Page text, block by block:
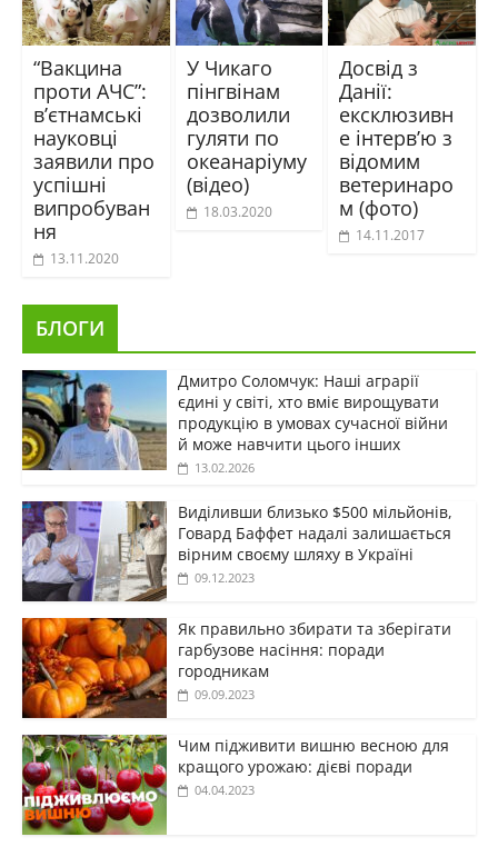
“Вакцина
проти АЧС”:
в’єтнамські
науковці
заявили про
успішні
випробуван
ня
13.11.2020
У Чикаго
пінгвінам
дозволили
гуляти по
океанаріуму
(відео)
18.03.2020
Досвід з
Данії:
ексклюзивн
е інтерв’ю з
відомим
ветеринаро
м (фото)
14.11.2017
БЛОГИ
Дмитро Соломчук: Наші аграрії
єдині у світі, хто вміє вирощувати
продукцію в умовах сучасної війни
й може навчити цього інших
13.02.2026
Виділивши близько $500 мільйонів,
Говард Баффет надалі залишається
вірним своєму шляху в Україні
09.12.2023
Як правильно збирати та зберігати
гарбузове насіння: поради
городникам
09.09.2023
Чим підживити вишню весною для
кращого урожаю: дієві поради
04.04.2023